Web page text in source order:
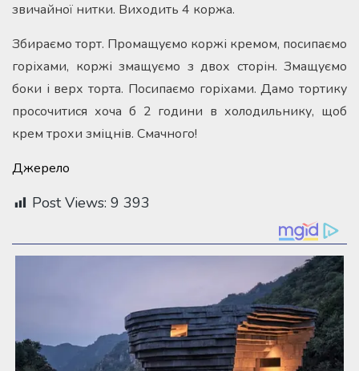
звичайної нитки. Виходить 4 коржа.
Збираємо торт. Промащуємо коржі кремом, посипаємо
горіхами, коржі змащуємо з двох сторін. Змащуємо
боки і верх торта. Посипаємо горіхами. Дамо тортику
просочитися хоча б 2 години в холодильнику, щоб
крем трохи зміцнів. Смачного!
Джерело
Post Views: 9 393